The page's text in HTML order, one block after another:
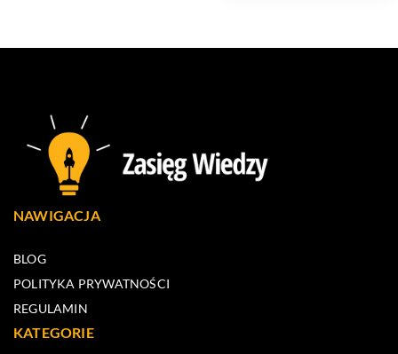
NAWIGACJA
BLOG
POLITYKA PRYWATNOŚCI
REGULAMIN
KATEGORIE